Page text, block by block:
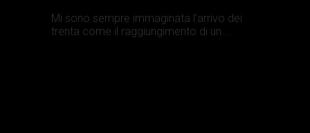
Mi sono sempre immaginata l’arrivo dei
trenta come il raggiungimento di un...